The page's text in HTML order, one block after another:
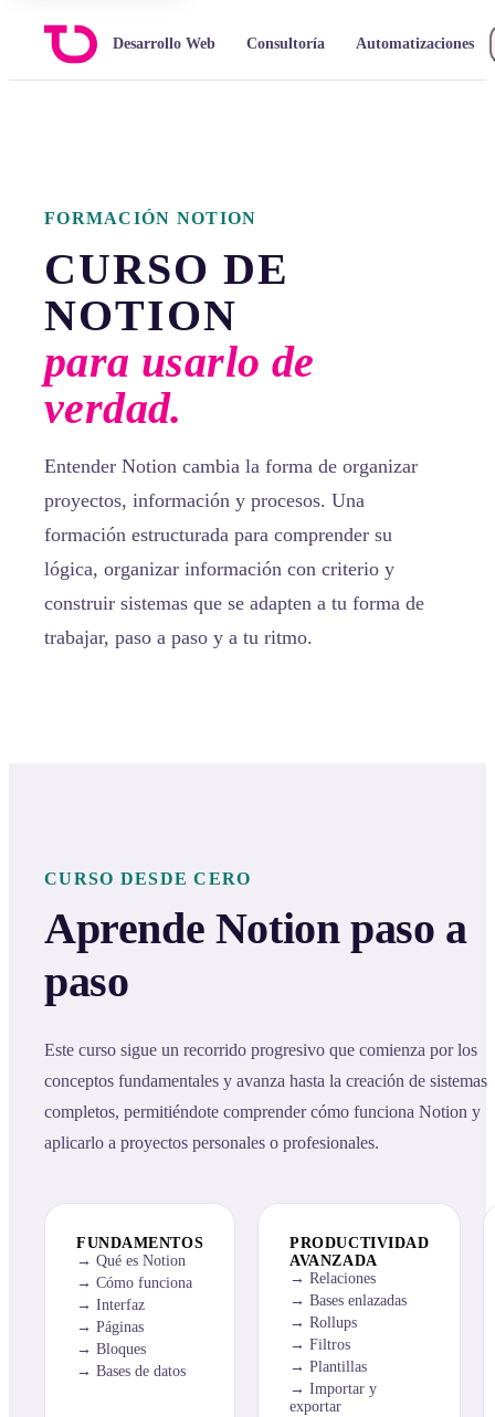
Desarrollo Web Consultoría Automatizaciones
FORMACIÓN NOTION
CURSO DE
NOTION
para usarlo de
verdad.
Entender Notion cambia la forma de organizar
proyectos, información y procesos. Una
formación estructurada para comprender su
lógica, organizar información con criterio y
construir sistemas que se adapten a tu forma de
trabajar, paso a paso y a tu ritmo.
CURSO DESDE CERO
Aprende Notion paso a
paso
Este curso sigue un recorrido progresivo que comienza por los
conceptos fundamentales y avanza hasta la creación de sistemas
completos, permitiéndote comprender cómo funciona Notion y
aplicarlo a proyectos personales o profesionales.
FUNDAMENTOS
Qué es Notion
Cómo funciona
Interfaz
Páginas
Bloques
Bases de datos
PRODUCTIVIDAD
AVANZADA
Relaciones
Bases enlazadas
Rollups
Filtros
Plantillas
Importar y
exportar